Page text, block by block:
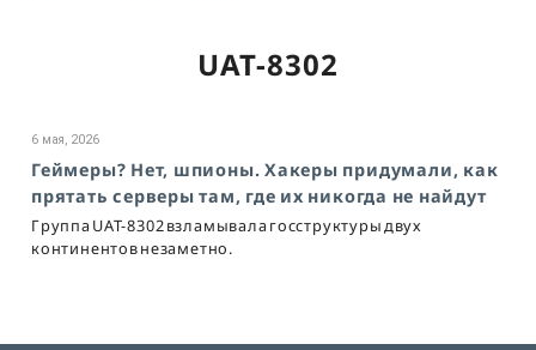
UAT-8302
6 мая, 2026
Геймеры? Нет, шпионы. Хакеры придумали, как
прятать серверы там, где их никогда не найдут
Группа UAT-8302 взламывала госструктуры двух
континентов незаметно.